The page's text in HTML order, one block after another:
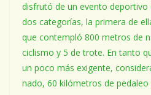
disfrutó de un evento deportivo
dos categorías, la primera de
que contempló 800 metros de
ciclismo y 5 de trote. En tanto
un poco más exigente,
nado, 60 kilómetros de